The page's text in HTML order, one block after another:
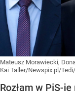
Mateusz Morawiecki,
Kai Taller/Newspix.pl/
Rozłam w PiS-